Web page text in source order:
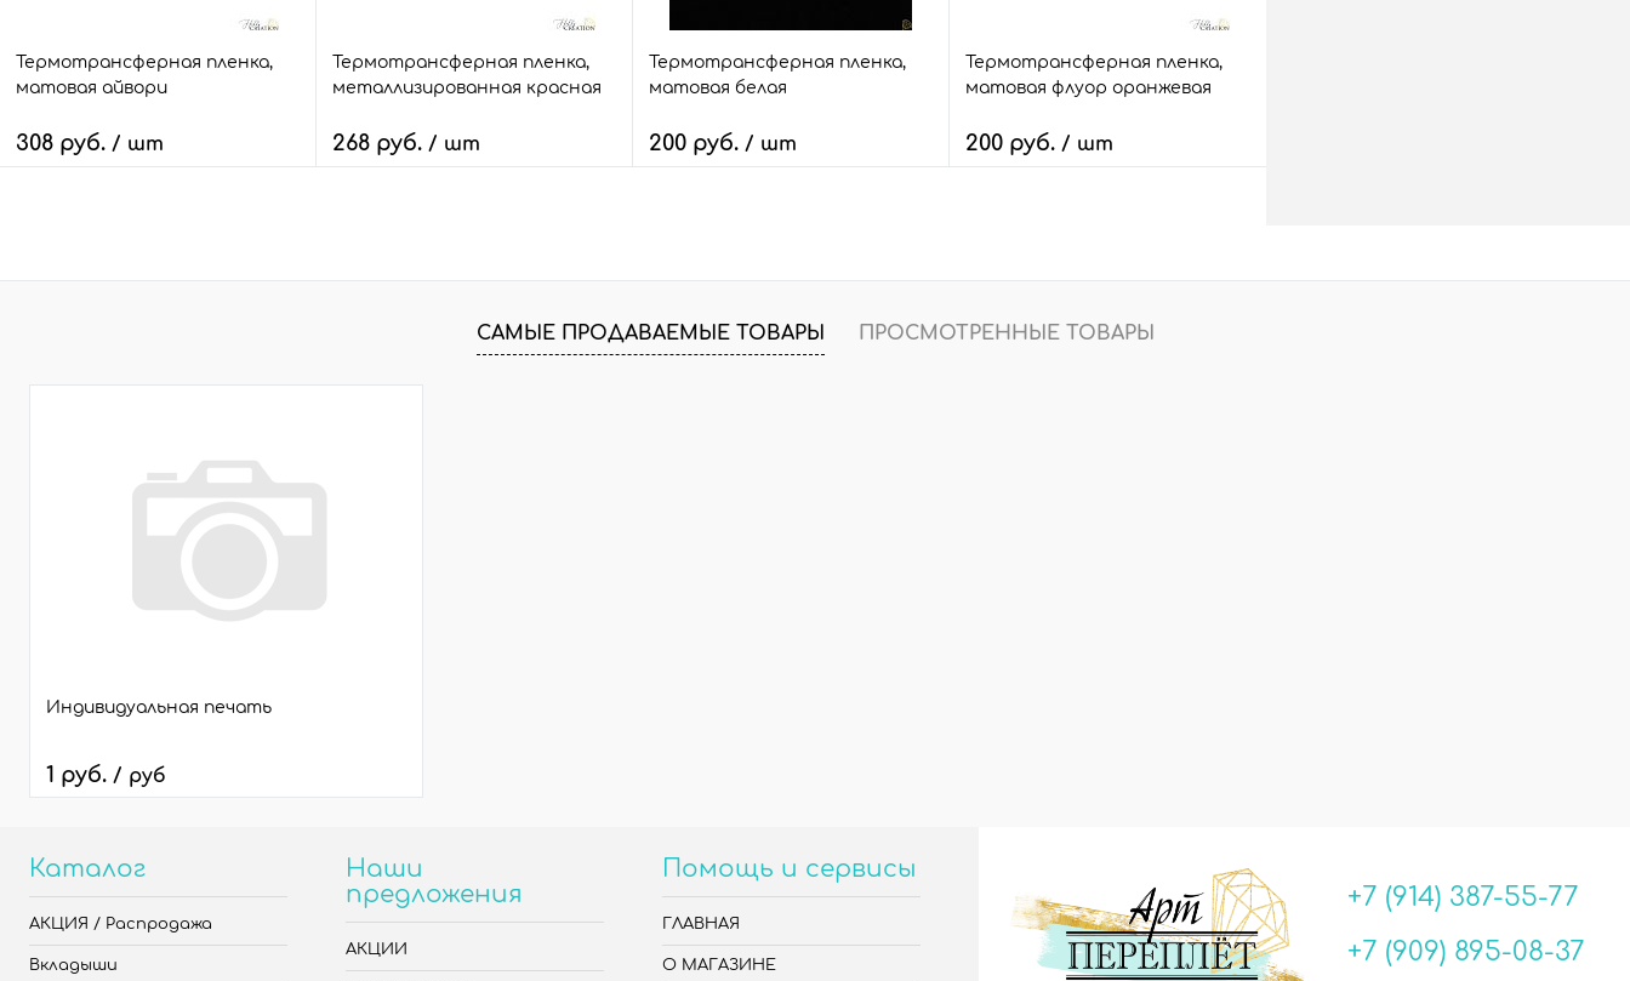
Термотрансферная пленка,
матовая айвори
308 руб. / шт
Быстрый заказ
Сравнить
Термотрансферная пленка,
металлизированная красная
268 руб. / шт
Быстрый заказ
Сравнить
Термотрансферная пленка,
матовая белая
200 руб. / шт
Быстрый заказ
Сравнить
Размер:
Термотрансферная пленка,
матовая флуор оранжевая
200 руб. / шт
Быстрый заказ
Сравнить
САМЫЕ ПРОДАВАЕМЫЕ ТОВАРЫ ПРОСМОТРЕННЫЕ ТОВАРЫ
Индивидуальная печать
1 руб. / руб
Каталог
АКЦИЯ / Распродажа
Вкладыши
Наши
предложения
АКЦИИ
Помощь и сервисы
ГЛАВНАЯ
О МАГАЗИНЕ
+7 (914) 387-55-77
+7 (909) 895-08-37